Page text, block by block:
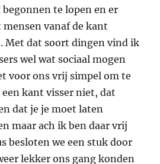
te lopen en er
vanaf de kant
Met dat soort dingen vind ik
wel wat sociaal mogen
voor ons vrij simpel om te
kant visser niet, dat
dat je je moet laten
maar ach ik ben daar vrij
besloten we een stuk door
lekker ons gang konden